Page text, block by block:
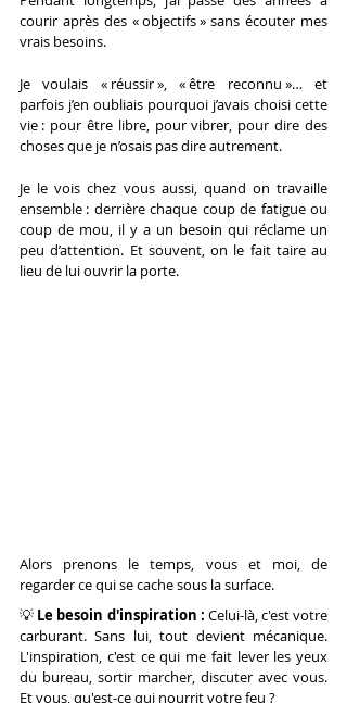
courir après des « objectifs » sans écouter mes
vrais besoins.
Je voulais « réussir », « être reconnu »… et
parfois j’en oubliais pourquoi j’avais choisi cette
vie : pour être libre, pour vibrer, pour dire des
choses que je n’osais pas dire autrement.
Je le vois chez vous aussi, quand on travaille
ensemble : derrière chaque coup de fatigue ou
coup de mou, il y a un besoin qui réclame un
peu d’attention. Et souvent, on le fait taire au
lieu de lui ouvrir la porte.
Alors prenons le temps, vous et moi, de
regarder ce qui se cache sous la surface.
💡 Le besoin d'inspiration : Celui-là, c'est votre
carburant. Sans lui, tout devient mécanique.
L'inspiration, c'est ce qui me fait lever les yeux
du bureau, sortir marcher, discuter avec vous.
Et vous, qu'est-ce qui nourrit votre feu ?